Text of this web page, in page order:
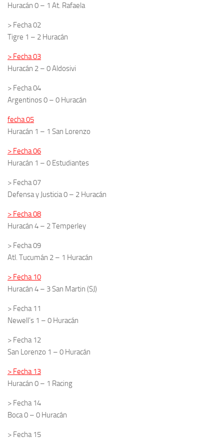
Huracán 0 – 1 At. Rafaela
> Fecha 02
Tigre 1 – 2 Huracán
> Fecha 03
Huracán 2 – 0 Aldosivi
> Fecha 04
Argentinos 0 – 0 Huracán
fecha 05
Huracán 1 – 1 San Lorenzo
> Fecha 06
Huracán 1 – 0 Estudiantes
> Fecha 07
Defensa y Justicia 0 – 2 Huracán
> Fecha 08
Huracán 4 – 2 Temperley
> Fecha 09
Atl. Tucumán 2 – 1 Huracán
> Fecha 10
Huracán 4 – 3 San Martin (SJ)
> Fecha 11
Newell’s 1 – 0 Huracán
> Fecha 12
San Lorenzo 1 – 0 Huracán
> Fecha 13
Huracán 0 – 1 Racing
> Fecha 14
Boca 0 – 0 Huracán
> Fecha 15